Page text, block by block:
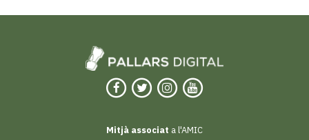
Mitjà associat a l'AMIC